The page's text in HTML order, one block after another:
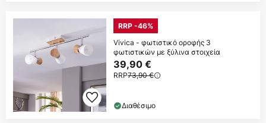
RRP -46%
Vivica - φωτιστικό οροφής 3
φωτιστικών με ξύλινα στοιχεία
39,90 €
RRP73,90 €
Διαθέσιμο